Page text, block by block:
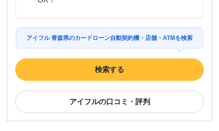
アイフル 青森県のカードローン自動契約機・店舗・ATMを検索
検索する
アイフルの口コミ・評判